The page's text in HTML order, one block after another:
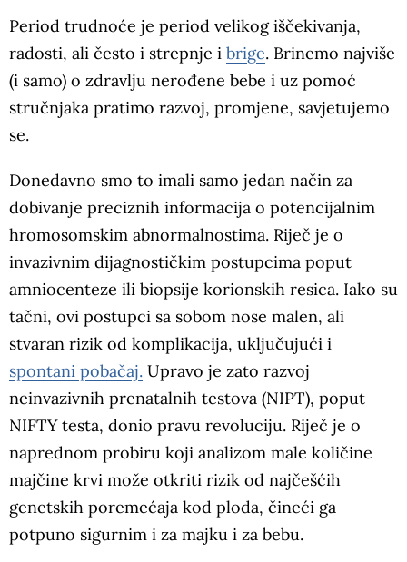
Period trudnoće je period velikog iščekivanja,
radosti, ali često i strepnje i brige. Brinemo najviše
(i samo) o zdravlju nerođene bebe i uz pomoć
stručnjaka pratimo razvoj, promjene, savjetujemo
se.
Donedavno smo to imali samo jedan način za
dobivanje preciznih informacija o potencijalnim
hromosomskim abnormalnostima. Riječ je o
invazivnim dijagnostičkim postupcima poput
amniocenteze ili biopsije korionskih resica. Iako su
tačni, ovi postupci sa sobom nose malen, ali
stvaran rizik od komplikacija, uključujući i
spontani pobačaj. Upravo je zato razvoj
neinvazivnih prenatalnih testova (NIPT), poput
NIFTY testa, donio pravu revoluciju. Riječ je o
naprednom probiru koji analizom male količine
majčine krvi može otkriti rizik od najčešćih
genetskih poremećaja kod ploda, čineći ga
potpuno sigurnim i za majku i za bebu.